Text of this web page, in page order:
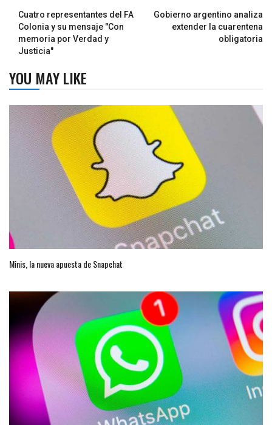
Cuatro representantes del FA
Colonia y su mensaje "Con
memoria por Verdad y
Justicia"
Gobierno argentino analiza
extender la cuarentena
obligatoria
YOU MAY LIKE
Minis, la nueva apuesta de Snapchat